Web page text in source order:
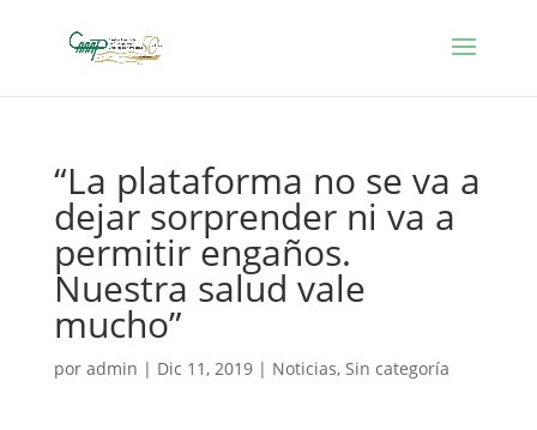
“La plataforma no se va a
dejar sorprender ni va a
permitir engaños.
Nuestra salud vale
mucho”
por admin | Dic 11, 2019| Noticias, Sin categoría